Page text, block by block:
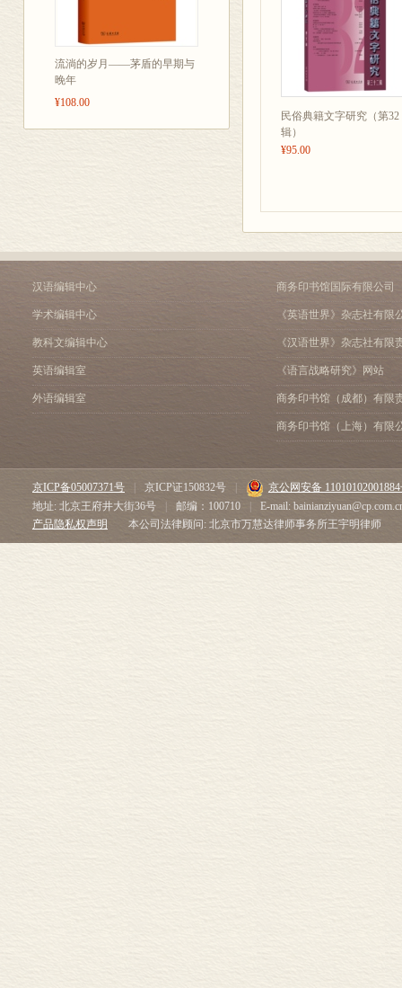
流淌的岁月——茅盾的早期与
晚年
¥108.00
《民俗典籍文字研究》征
民俗典籍文字研究（第32
辑）
¥95.00
汉语编辑中心
学术编辑中心
教科文编辑中心
英语编辑室
外语编辑室
商务印书馆国际有限公司
《英语世界》杂志社有限
《汉语世界》杂志社有限
《语言战略研究》网站
商务印书馆（成都）有限
商务印书馆（上海）有限
京ICP备05007371号 京ICP证150832号
京公网安备
地址: 北京王府井大街36号
邮编：100710
E-mail:
产品隐私权声明
本公司法律顾问: 北京市万慧达律师事务所王宇明律师